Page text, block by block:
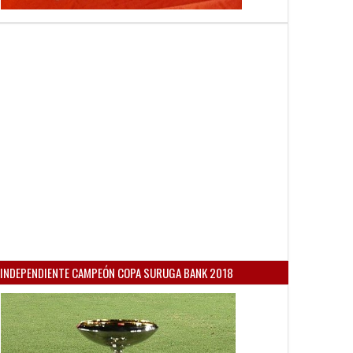
INDEPENDIENTE CAMPEÓN COPA SURUGA BANK 2018